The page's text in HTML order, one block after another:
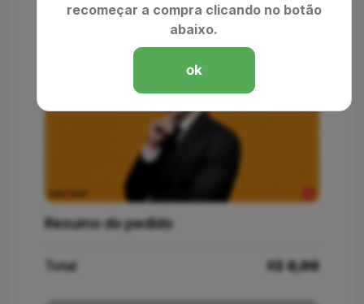
recomeçar a compra clicando no botão
abaixo.
ok
Resumo do pedido
Total R$ 0,00